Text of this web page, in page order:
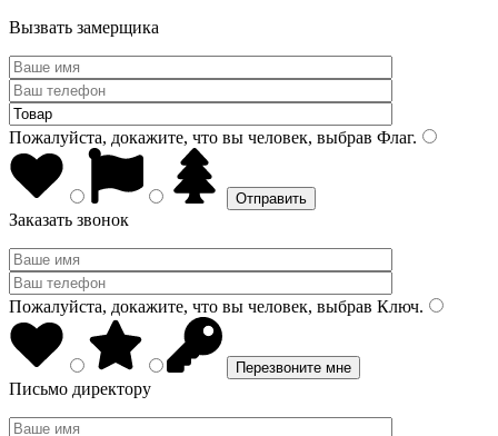
Вызвать замерщика
Пожалуйста, докажите, что вы человек, выбрав Флаг.
Заказать звонок
Пожалуйста, докажите, что вы человек, выбрав Ключ.
Письмо директору